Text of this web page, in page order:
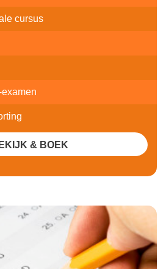
cursus
examen
& BOEK